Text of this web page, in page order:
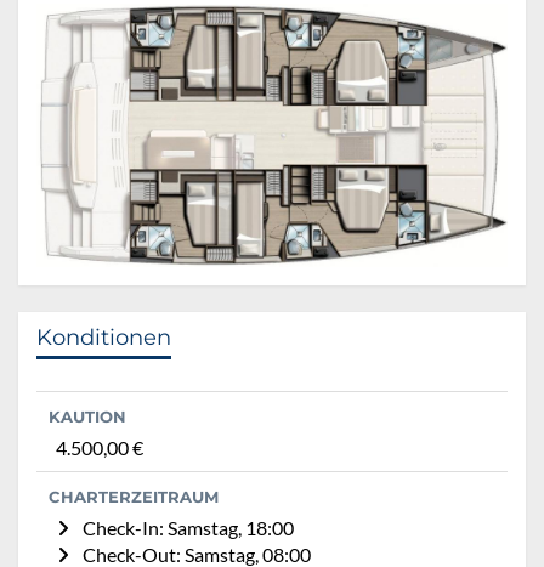
Konditionen
KAUTION
4.500,00 €
CHARTERZEITRAUM
Check-In: Samstag, 18:00
Check-Out: Samstag, 08:00